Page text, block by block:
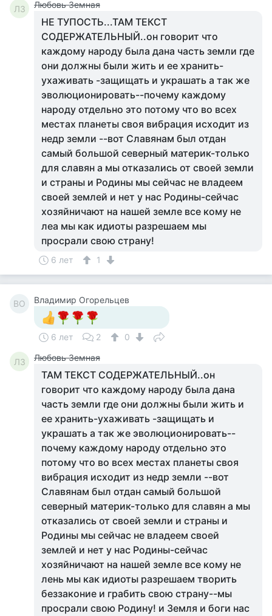
ЛЗ Любовь Земная
НЕ ТУПОСТЬ...ТАМ ТЕКСТ
СОДЕРЖАТЕЛЬНЫЙ..он говорит что
каждому народу была дана часть земли где
они должны были жить и ее хранить-
ухаживать -защищать и украшать а так же
эволюционировать--почему каждому
народу отдельно это потому что во всех
местах планеты своя вибрация исходит из
недр земли --вот Славянам был отдан
самый большой северный материк-только
для славян а мы отказались от своей земли
и страны и Родины мы сейчас не владеем
своей землей и нет у нас Родины-сейчас
хозяйничают на нашей земле все кому не
леа мы как идиоты разрешаем мы
просрали свою страну!
6 лет 1
ВО Владимир Огорельцев
6 лет 2 0
ЛЗ Любовь Земная
ТАМ ТЕКСТ СОДЕРЖАТЕЛЬНЫЙ..он
говорит что каждому народу была дана
часть земли где они должны были жить и
ее хранить-ухаживать -защищать и
украшать а так же эволюционировать--
почему каждому народу отдельно это
потому что во всех местах планеты своя
вибрация исходит из недр земли --вот
Славянам был отдан самый большой
северный материк-только для славян а мы
отказались от своей земли и страны и
Родины мы сейчас не владеем своей
землей и нет у нас Родины-сейчас
хозяйничают на нашей земле все кому не
лень мы как идиоты разрешаем творить
беззаконие и грабить свою страну--мы
просрали свою Родину! и Земля и боги нас